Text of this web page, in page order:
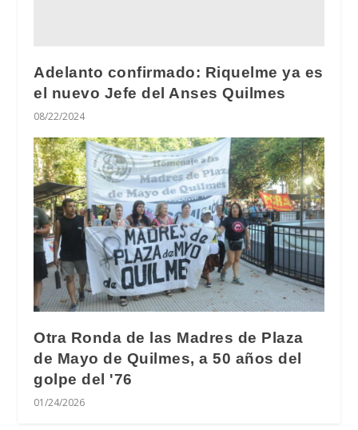
Adelanto confirmado: Riquelme ya es
el nuevo Jefe del Anses Quilmes
08/22/2024
Otra Ronda de las Madres de Plaza
de Mayo de Quilmes, a 50 años del
golpe del '76
01/24/2026